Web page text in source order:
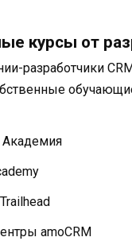
курсы от
разработчики
Академия
amoCRM